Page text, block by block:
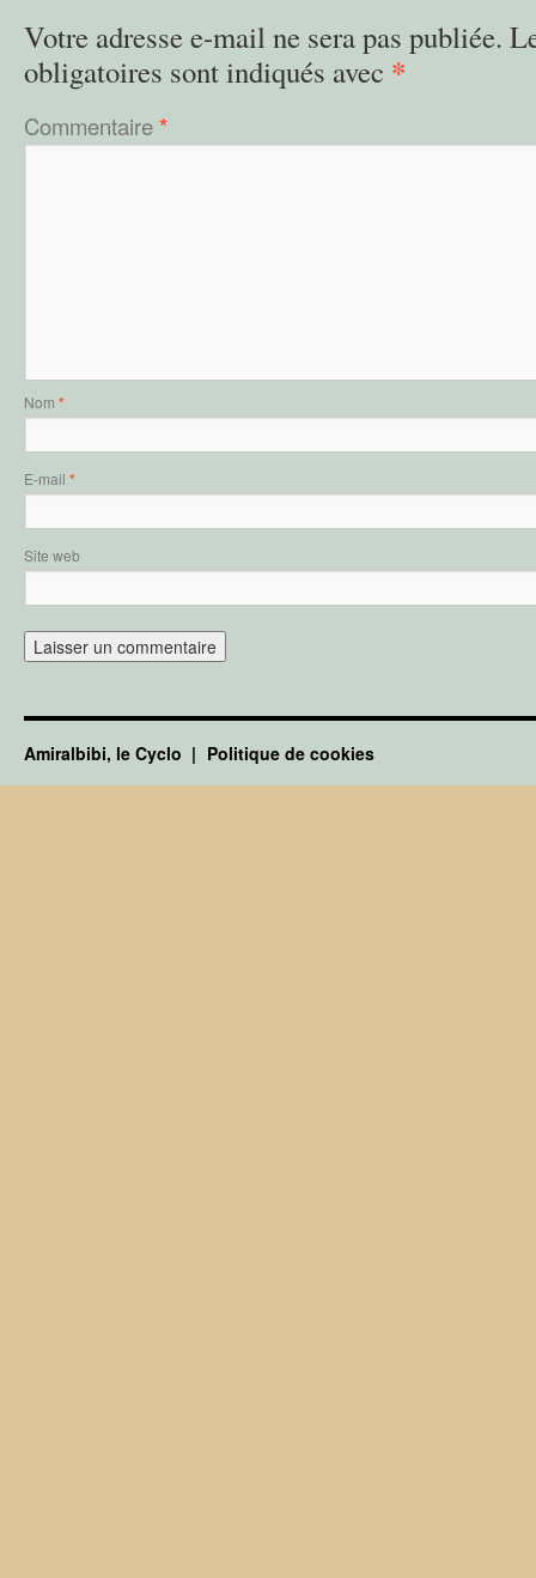
Votre adresse e-mail ne sera pas publiée.
obligatoires sont indiqués avec *
Commentaire*
Nom *
E-mail *
Site web
Amiralbibi, le Cyclo Politique de cookies